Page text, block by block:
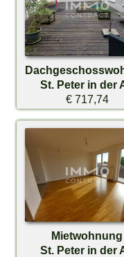
St. Peter in der
€ 717,74
Mietwohnung
St. Peter in der